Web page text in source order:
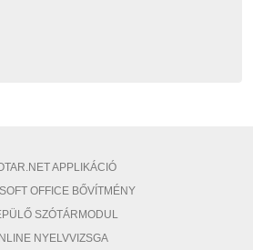
APPLIKÁCIÓ
OFFICE BŐVÍTMÉNY
SZÓTÁRMODUL
NYELVVIZSGA